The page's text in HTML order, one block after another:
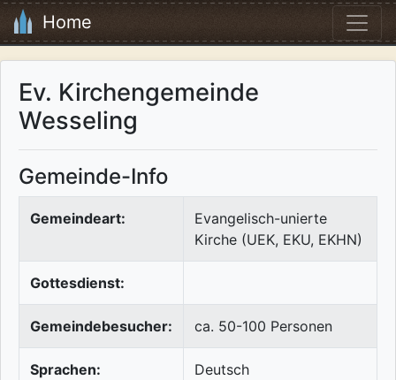
Home
Ev. Kirchengemeinde
Wesseling
Gemeinde-Info
Gemeindeart:
Evangelisch-unierte
Kirche (UEK, EKU, EKHN)
Gottesdienst:
Gemeindebesucher: ca. 50-100 Personen
Sprachen: Deutsch